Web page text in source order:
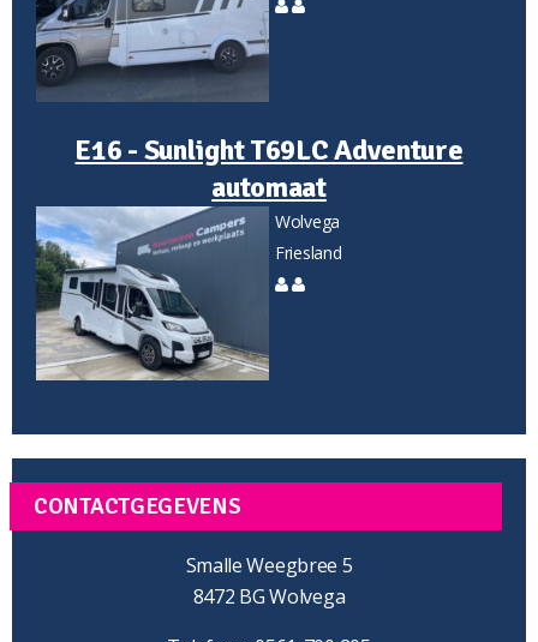
E16 - Sunlight T69LC Adventure
automaat
Wolvega
Friesland
CONTACTGEGEVENS
Smalle Weegbree 5
8472 BG Wolvega